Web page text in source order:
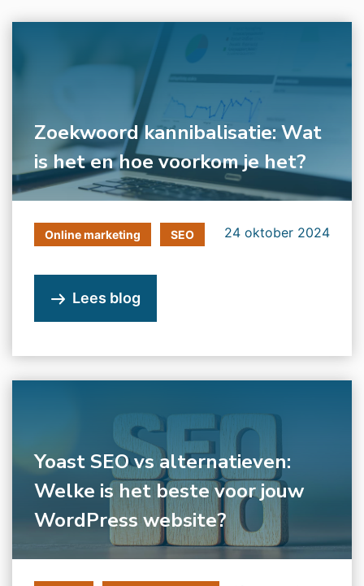
Zoekwoord kannibalisatie: Wat
is het en hoe voorkom je het?
Online marketing SEO 24 oktober 2024
Lees blog
Yoast SEO vs alternatieven:
Welke is het beste voor jouw
WordPress website?